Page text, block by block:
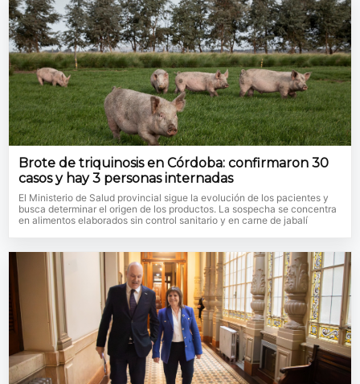
Brote de triquinosis en Córdoba: confirmaron 30
casos y hay 3 personas internadas
El Ministerio de Salud provincial sigue la evolución de los pacientes y
busca determinar el origen de los productos. La sospecha se concentra
en alimentos elaborados sin control sanitario y en carne de jabalí